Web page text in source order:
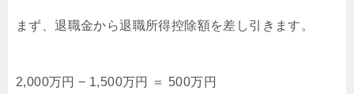
まず、退職金から退職所得控除額を差し引きます。
2,000万円 − 1,500万円 ＝ 500万円